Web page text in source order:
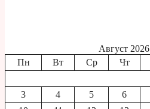
Август 2026
Пн
Вт Ср Чт
3
4 5 6